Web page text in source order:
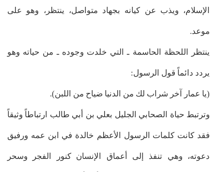
الإسلام، ويذب عن كيانه بجهاد متواصل، ينتظر، وهو على
موعد.
ينتظر اللحظة الحاسمة ـ التي خلدت وجوده ـ من حياته وهو
يردد دائماً قول الرسول:
(يا عمار آخر شراب لك من الدنيا ضياح من اللبن).
وترتبط حياة الصحابي الجليل بعلي بن أبي طالب ارتباطاً وثيقاً
فقد كانت كلمات الرسول الأعظم خالدة في ابن عمه ورفيق
دعوته، وهي تنفذ إلى أعماق الإنسان كنور الفجر وسحر